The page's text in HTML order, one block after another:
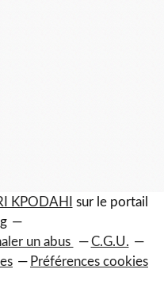
KPODAHI
sur le portail
un abus
C.G.U.
Préférences cookies